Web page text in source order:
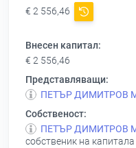
€ 2 556,46
Внесен капитал:
€ 2 556,46
Представляващи:
ПЕТЪР ДИМИТРОВ
Собственост:
ПЕТЪР ДИМИТРОВ
собственик на капитала